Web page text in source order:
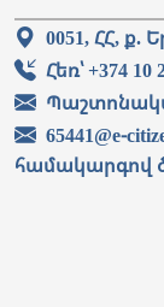
0051, ՀՀ,
Հեռ՝ +374 10
65441@e-
համակարգով